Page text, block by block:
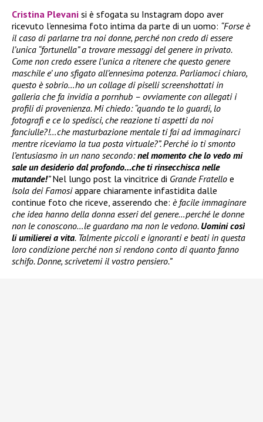
Cristina Plevani si è sfogata su Instagram dopo aver
ricevuto l’ennesima foto intima da parte di un uomo: “Forse è
il caso di parlarne tra noi donne, perché non credo di essere
l’unica “fortunella” a trovare messaggi del genere in privato.
Come non credo essere l’unica a ritenere che questo genere
maschile e’ uno sfigato all’ennesima potenza. Parliamoci chiaro,
questo è sobrio…ho un collage di piselli screenshottati in
galleria che fa invidia a pornhub – ovviamente con allegati i
profili di provenienza. Mi chiedo: “quando te lo guardi, lo
fotografi e ce lo spedisci, che reazione ti aspetti da noi
fanciulle?!…che masturbazione mentale ti fai ad immaginarci
mentre riceviamo la tua posta virtuale?”. Perché io ti smonto
l’entusiasmo in un nano secondo:nel momento che lo vedo mi
sale un desiderio dal profondo…che ti rinsecchisca nelle
mutande!”Nel lungo post la vincitrice di Grande Fratello e
Isola dei Famosiappare chiaramente infastidita dalle
continue foto che riceve, asserendo che: è facile immaginare
che idea hanno della donna esseri del genere…perché le donne
non le conoscono…le guardano ma non le vedono. Uomini così
li umilierei a vita. Talmente piccoli e ignoranti e beati in questa
loro condizione perché non si rendono conto di quanto fanno
schifo. Donne, scrivetemi il vostro pensiero.”